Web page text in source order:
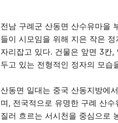
전남 구례군 산동면 산수유마을
들이 시모임을 위해 지은 작은
자리잡고 있다. 건물은 앞면 3칸,
두고 있는 전형적인 정자의 모습
산동면 일대는 중국 산동지방에
며, 전국적으로 유명한 구례 산
질러 흐르는 서시천을 중심으로